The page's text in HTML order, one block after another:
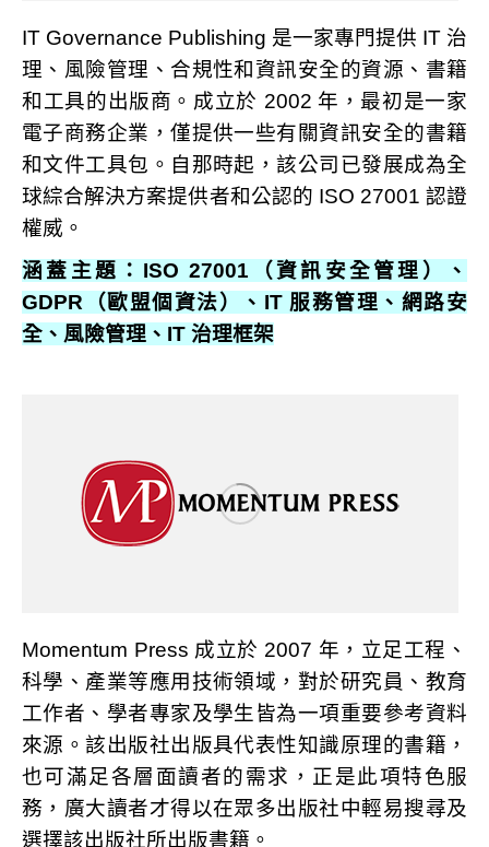
IT Governance Publishing 是一家專門提供 IT 治
理、風險管理、合規性和資訊安全的資源、書籍
和工具的出版商。成立於 2002 年，最初是一家
電子商務企業，僅提供一些有關資訊安全的書籍
和文件工具包。自那時起，該公司已發展成為全
球綜合解決方案提供者和公認的 ISO 27001 認證
權威。
涵蓋主題：ISO 27001（資訊安全管理）、
GDPR（歐盟個資法）、IT 服務管理、網路安
全、風險管理、IT 治理框架
Momentum Press 成立於 2007 年，立足工程、
科學、產業等應用技術領域，對於研究員、教育
工作者、學者專家及學生皆為一項重要參考資料
來源。該出版社出版具代表性知識原理的書籍，
也可滿足各層面讀者的需求，正是此項特色服
務，廣大讀者才得以在眾多出版社中輕易搜尋及
選擇該出版社所出版書籍。